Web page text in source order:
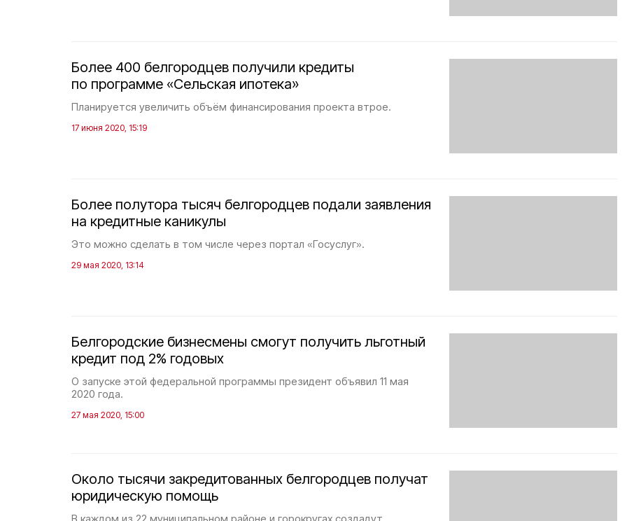
Более 400 белгородцев получили кредиты
по программе «Сельская ипотека»
Планируется увеличить объём финансирования проекта втрое.
17 июня 2020, 15:19
Более полутора тысяч белгородцев подали заявления
на кредитные каникулы
Это можно сделать в том числе через портал «Госуслуг».
29 мая 2020, 13:14
Белгородские бизнесмены смогут получить льготный
кредит под 2% годовых
О запуске этой федеральной программы президент объявил 11 мая
2020 года.
27 мая 2020, 15:00
Около тысячи закредитованных белгородцев получат
юридическую помощь